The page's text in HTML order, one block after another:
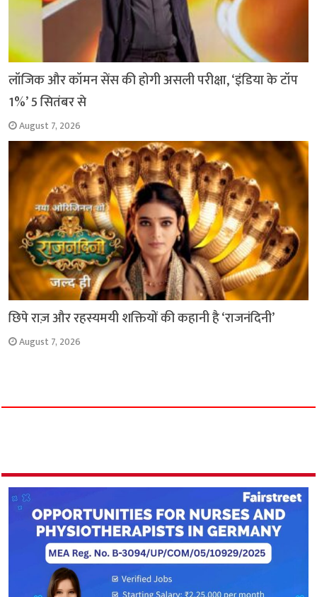
लॉजिक और कॉमन सेंस की होगी असली परीक्षा, ‘इंडिया के टॉप
1%’ 5 सितंबर से
August 7, 2026
छिपे राज़ और रहस्यमयी शक्तियों की कहानी है ‘राजनंदिनी’
August 7, 2026